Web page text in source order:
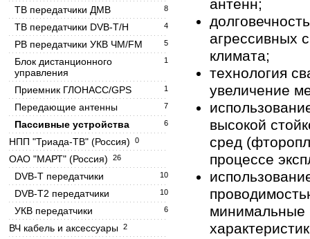
8
ТВ передатчики ДМВ
4
ТВ передатчики DVB-T/H
5
РВ передатчики УКВ ЧМ/FM
1
Блок дистанционного
управления
1
Приемник ГЛОНАСС/GPS
7
Передающие антенны
6
Пассивные устройства
0
НПП "Триада-ТВ" (Россия)
26
ОАО "МАРТ" (Россия)
10
DVB-T передатчики
10
DVB-T2 передатчики
6
УКВ передатчики
2
ВЧ кабель и аксессуары
антенн;
агрессивных
климата;
технология
увеличение
высокой
сред
процессе
минимальные